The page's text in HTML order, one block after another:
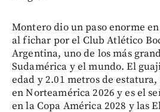
Montero dio un paso enorme
al fichar por el Club Atlético
Argentina, uno de los más
Sudamérica y el mundo. El
edad y 2.01 metros de
en Norteamérica 2026 y es el
en la Copa América 2028 y las